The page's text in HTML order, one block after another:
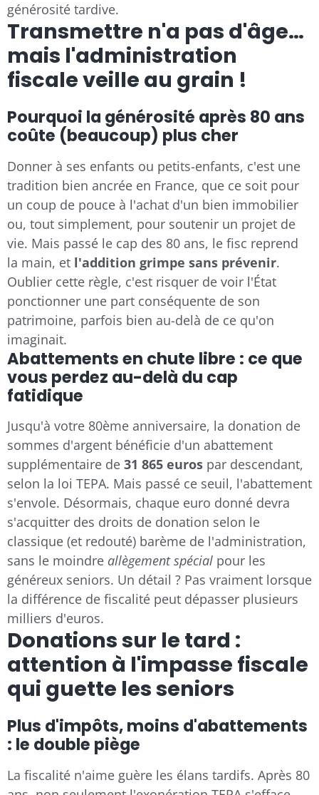
générosité tardive.
Transmettre n'a pas d'âge…
mais l'administration
fiscale veille au grain !
Pourquoi la générosité après 80 ans
coûte (beaucoup) plus cher
Donner à ses enfants ou petits-enfants, c'est une
tradition bien ancrée en France, que ce soit pour
un coup de pouce à l'achat d'un bien immobilier
ou, tout simplement, pour soutenir un projet de
vie. Mais passé le cap des 80 ans, le fisc reprend
la main, et l'addition grimpe sans prévenir.
Oublier cette règle, c'est risquer de voir l'État
ponctionner une part conséquente de son
patrimoine, parfois bien au-delà de ce qu'on
imaginait.
Abattements en chute libre : ce que
vous perdez au-delà du cap
fatidique
Jusqu'à votre 80ème anniversaire, la donation de
sommes d'argent bénéficie d'un abattement
supplémentaire de 31 865 euros par descendant,
selon la loi TEPA. Mais passé ce seuil, l'abattement
s'envole. Désormais, chaque euro donné devra
s'acquitter des droits de donation selon le
classique (et redouté) barème de l'administration,
sans le moindre allègement spécial pour les
généreux seniors. Un détail ? Pas vraiment lorsque
la différence de fiscalité peut dépasser plusieurs
milliers d'euros.
Donations sur le tard :
attention à l'impasse fiscale
qui guette les seniors
Plus d'impôts, moins d'abattements
: le double piège
La fiscalité n'aime guère les élans tardifs. Après 80